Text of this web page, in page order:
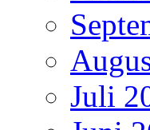
Juli